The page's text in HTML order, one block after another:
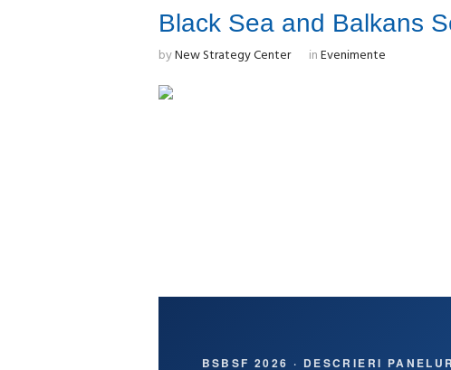
Black Sea and Balkans
byNew Strategy Center inEvenimente
BSBSF 2026 · DESCRIERI